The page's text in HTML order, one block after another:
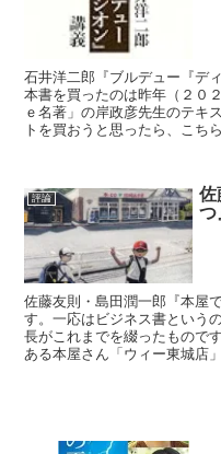
石井洋二郎『ブルデュー『デ
本書を買ったのは昨年（２０
ｅ名著」の岸政彦先生のテキ
トを買おうと思ったら、こち
評論
佐
つ
佐藤友則・島田潤一郎『本屋
す。一応はビジネス書という
長がこれまでを綴ったもので
ある本屋さん「ウィー東城店